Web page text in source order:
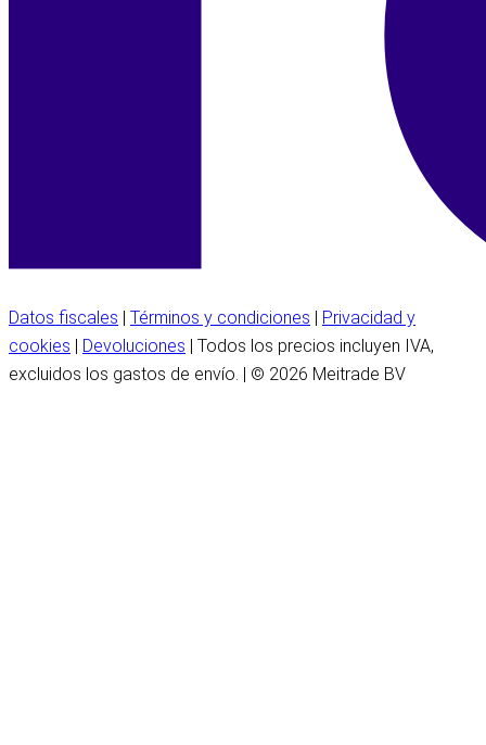
Datos fiscales Términos y condiciones
Privacidad y
cookies
Devoluciones | Todos los precios incluyen IVA,
excluidos los gastos de envío. | © 2026 Meitrade BV